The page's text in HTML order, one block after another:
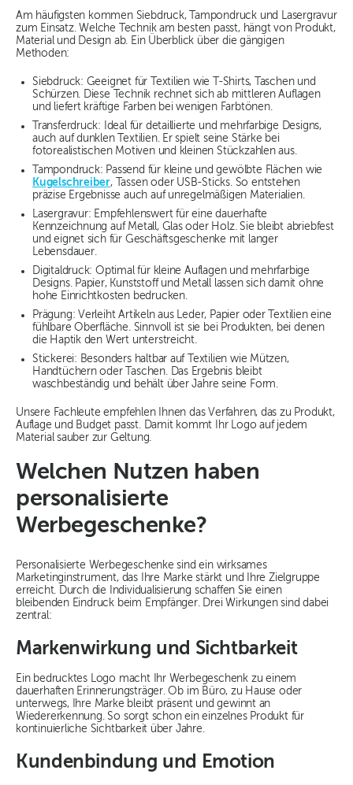
Am häufigsten kommen Siebdruck, Tampondruck und Lasergravur
zum Einsatz. Welche Technik am besten passt, hängt von Produkt,
Material und Design ab. Ein Überblick über die gängigen
Methoden:
Siebdruck: Geeignet für Textilien wie T-Shirts, Taschen und
Schürzen. Diese Technik rechnet sich ab mittleren Auflagen
und liefert kräftige Farben bei wenigen Farbtönen.
Transferdruck: Ideal für detaillierte und mehrfarbige Designs,
auch auf dunklen Textilien. Er spielt seine Stärke bei
fotorealistischen Motiven und kleinen Stückzahlen aus.
Tampondruck: Passend für kleine und gewölbte Flächen wie
Kugelschreiber, Tassen oder USB-Sticks. So entstehen
präzise Ergebnisse auch auf unregelmäßigen Materialien.
Lasergravur: Empfehlenswert für eine dauerhafte
Kennzeichnung auf Metall, Glas oder Holz. Sie bleibt abriebfest
und eignet sich für Geschäftsgeschenke mit langer
Lebensdauer.
Digitaldruck: Optimal für kleine Auflagen und mehrfarbige
Designs. Papier, Kunststoff und Metall lassen sich damit ohne
hohe Einrichtkosten bedrucken.
Prägung: Verleiht Artikeln aus Leder, Papier oder Textilien eine
fühlbare Oberfläche. Sinnvoll ist sie bei Produkten, bei denen
die Haptik den Wert unterstreicht.
Stickerei: Besonders haltbar auf Textilien wie Mützen,
Handtüchern oder Taschen. Das Ergebnis bleibt
waschbeständig und behält über Jahre seine Form.
Unsere Fachleute empfehlen Ihnen das Verfahren, das zu Produkt,
Auflage und Budget passt. Damit kommt Ihr Logo auf jedem
Material sauber zur Geltung.
Welchen Nutzen haben
personalisierte
Werbegeschenke?
Personalisierte Werbegeschenke sind ein wirksames
Marketinginstrument, das Ihre Marke stärkt und Ihre Zielgruppe
erreicht. Durch die Individualisierung schaffen Sie einen
bleibenden Eindruck beim Empfänger. Drei Wirkungen sind dabei
zentral:
Markenwirkung und Sichtbarkeit
Ein bedrucktes Logo macht Ihr Werbegeschenk zu einem
dauerhaften Erinnerungsträger. Ob im Büro, zu Hause oder
unterwegs, Ihre Marke bleibt präsent und gewinnt an
Wiedererkennung. So sorgt schon ein einzelnes Produkt für
kontinuierliche Sichtbarkeit über Jahre.
Kundenbindung und Emotion